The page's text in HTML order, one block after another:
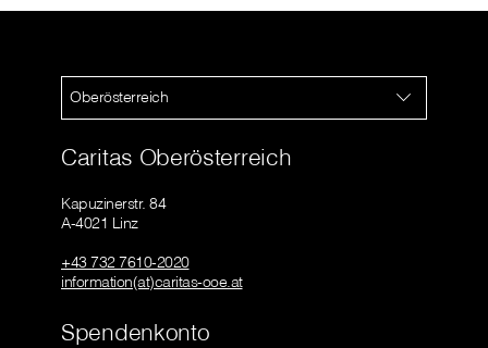
Oberösterreich
Caritas Oberösterreich
Kapuzinerstr. 84
A-4021 Linz
+43 732 7610-2020
information(at)caritas-ooe.at
Spendenkonto